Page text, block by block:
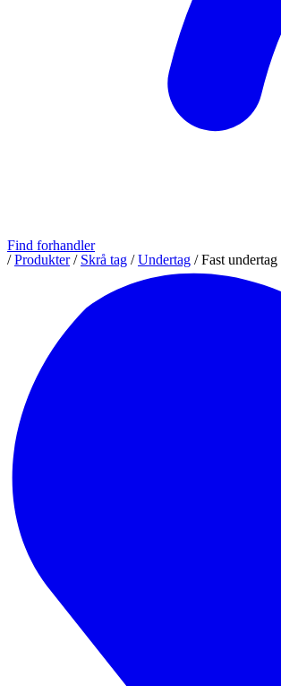
Find forhandler
/ Produkter / Skrå tag / Undertag / Fast undertag